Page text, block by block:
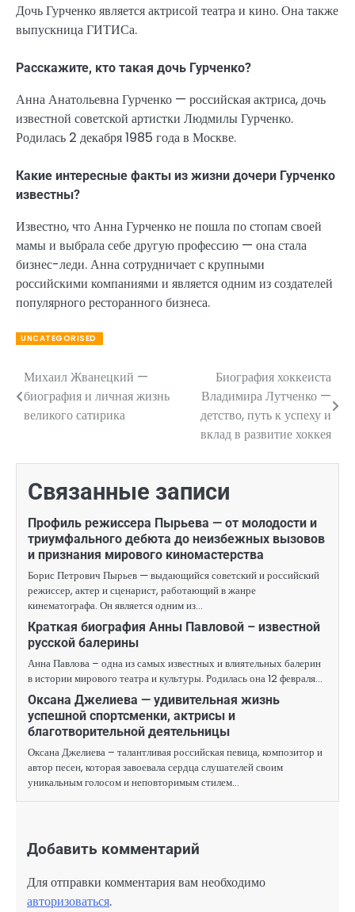
Дочь Гурченко является актрисой театра и кино. Она также
выпускница ГИТИСа.
Расскажите, кто такая дочь Гурченко?
Анна Анатольевна Гурченко — российская актриса, дочь
известной советской артистки Людмилы Гурченко.
Родилась 2 декабря 1985 года в Москве.
Какие интересные факты из жизни дочери Гурченко
известны?
Известно, что Анна Гурченко не пошла по стопам своей
мамы и выбрала себе другую профессию — она стала
бизнес-леди. Анна сотрудничает с крупными
российскими компаниями и является одним из создателей
популярного ресторанного бизнеса.
UNCATEGORISED
Навигация
по
Михаил Жванецкий —
биография и личная жизнь
великого сатирика
Биография хоккеиста
Владимира Лутченко —
детство, путь к успеху и
вклад в развитие хоккея
Связанные записи
Профиль режиссера Пырьева — от молодости и
триумфального дебюта до неизбежных вызовов
и признания мирового киномастерства
Борис Петрович Пырьев — выдающийся советский и российский
режиссер, актер и сценарист, работающий в жанре
кинематографа. Он является одним из…
Краткая биография Анны Павловой – известной
русской балерины
Анна Павлова – одна из самых известных и влиятельных балерин
в истории мирового театра и культуры. Родилась она 12 февраля…
Оксана Джелиева — удивительная жизнь
успешной спортсменки, актрисы и
благотворительной деятельницы
Оксана Джелиева – талантливая российская певица, композитор и
автор песен, которая завоевала сердца слушателей своим
уникальным голосом и неповторимым стилем…
Добавить комментарий
Для отправки комментария вам необходимо
авторизоваться.